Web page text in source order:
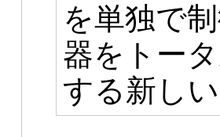
を単独で
器をトー
する新し